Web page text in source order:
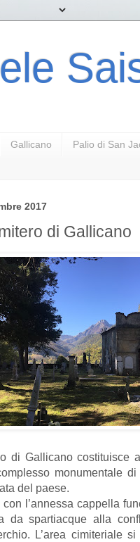
Gallicano Palio di San
2017
di Gallicano
di Gallicano costituisce
monumentale
del paese.
con l’annessa cappella
da spartiacque alla
L’area cimiteriale